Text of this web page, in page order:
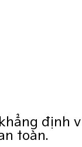
toàn.